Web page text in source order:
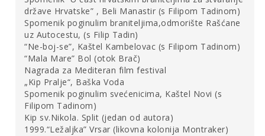
do obnove koja je započela poslije Drugog svjetskog rata.
Za ovu priliku možda je najznakovitije reći to da su za
vrijeme barbarskih napada na Salonu u sedmom stoljeću
služili kao sklonište za tisuće izbjeglica, a istu funkciju
imali su i za nešto kasnije najezde Tatara, kada su se u
njima skrivali i najbogatiji slojevi društva.
dvadesetog stoljeća podrumi palače postali su utočište
za umjetnike i za njihove radove, pa s pravom možemo
reći da je jedna od povijesti ispisanih u podrumima
Dioklecijanove palače i ona izgnanička,[9]i da taj prostor i
države Hrvatske” , Beli Manastir (s Filipom Tadinom)
Spomenik poginulim braniteljima,odmorište Rašćane
uz Autocestu, (s Filip Tadin)
“Ne-boj-se”, Kaštel Kambelovac (s Filipom Tadinom)
“Mala Mare” Bol (otok Brač)
Nagrada za Mediteran film festival
„Kip Pralje“, Baška Voda
Spomenik poginulim svećenicima, Kaštel Novi (s
Filipom Tadinom)
Kip sv.Nikola. Split (jedan od autora)
1999.“Ležaljka” Vrsar (likovna kolonija Montraker)